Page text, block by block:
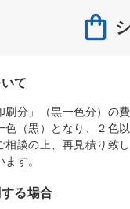
て
分」（黒一色分）の
（黒）となり、２色
談の上、再見積り致
す。
る場合